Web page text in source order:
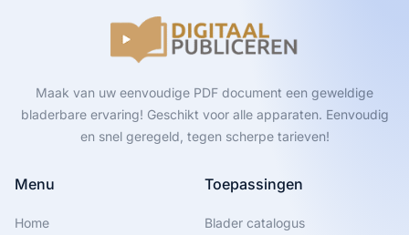
Maak van uw eenvoudige PDF document een geweldige
bladerbare ervaring! Geschikt voor alle apparaten. Eenvoudig
en snel geregeld, tegen scherpe tarieven!
Menu
Home
Toepassingen
Blader catalogus